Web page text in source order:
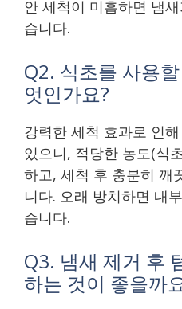
안 세척이 미흡하면 냄
습니다.
Q2. 식초를 사용
엇인가요?
강력한 세척 효과로 인
있으니, 적당한 농도(식
하고, 세척 후 충분히 깨
니다. 오래 방치하면 내
습니다.
Q3. 냄새 제거 후
하는 것이 좋을까